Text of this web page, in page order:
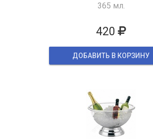
365 мл.
420
ДОБАВИТЬ В КОРЗИНУ